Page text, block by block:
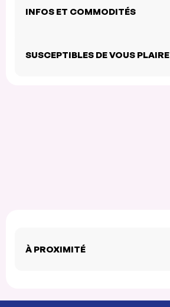
INFOS ET COMMODITÉS
SUSCEPTIBLES DE VOUS PLAIRE
À PROXIMITÉ